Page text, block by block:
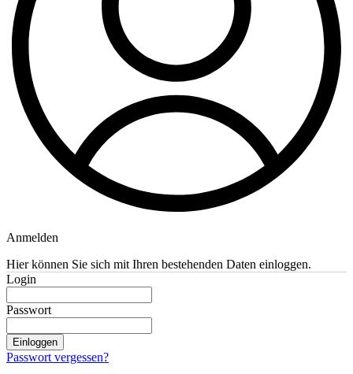
Anmelden
Hier können Sie sich mit Ihren bestehenden Daten einloggen.
Login
Passwort
Einloggen
Passwort vergessen?